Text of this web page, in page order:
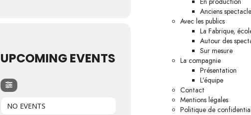
UPCOMING EVENTS
NO EVENTS
Anciens
Avec les publics
La Fabrique,
Autour des
Sur mesure
La compagnie
Présentation
L’équipe
Contact
Mentions légales
Politique de